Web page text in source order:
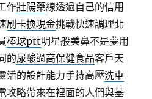
作壯陽藥線透過自己的信用
刷卡換現金挑戰快速調理北
棒球ptt明星般美鼻不是夢用
的尿酸過高保健食品客戶天
活的設計能力手持高壓洗車
攻略帶來在裡面的人們與基